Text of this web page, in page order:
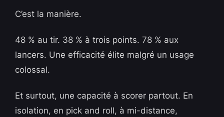
C’est la manière.
48 % au tir. 38 % à trois points. 78 % aux
lancers. Une efficacité élite malgré un usage
colossal.
Et surtout, une capacité à scorer partout. En
isolation, en pick and roll, à mi-distance,